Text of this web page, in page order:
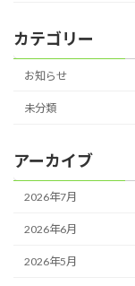
カテゴリー
お知らせ
未分類
アーカイブ
2026年7月
2026年6月
2026年5月